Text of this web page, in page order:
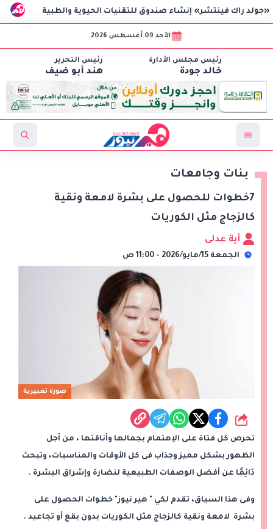
إنشاء صندوق للتقنيات الحيوية والطبية
الأحد 09 أغسطس 2026
رئيس مجلس الأدارة
خالد جودة
رئيس التحرير
هند أبو ضيف
بنات وجامعات
7خطوات للحصول على بشرة لامعة ونقية
كالزجاج مثل الكوريات
أية عدلى
الجمعة 15/مايو/2026 - 11:00 ص
صورة تعبيرية
شارك
تحرص كل فتاة على الإهتمام بجمالها وأناقتها ، من أجل
الظهور بشكل مميز وجذاب فى كل الأوقات والمناسبات، وتبحث
دَائِمًا عن أفضل الوصفات الطبيعية لنضارة وإشراق البشرة .
وفى هذا السياق، تقدم لكي " هير نيوز" خطوات الحصول على
بشرة لامعة ونقية كالزجاج مثل الكوريات بدون بقع أو تجاعيد .